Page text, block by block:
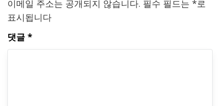
이메일 주소는 공개되지 않습니다. 필수 필드는 *로
표시됩니다
댓글 *